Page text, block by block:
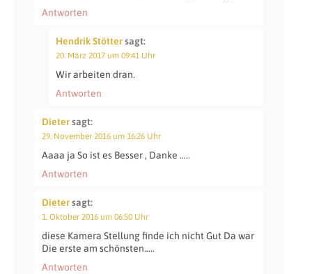
Antworten
Hendrik Stöttersagt:
20. März 2017 um 09:41 Uhr
Wir arbeiten dran.
Antworten
Dietersagt:
29. November 2016 um 16:26 Uhr
Aaaa ja So ist es Besser , Danke …..
Antworten
Dietersagt:
1. Oktober 2016 um 06:50 Uhr
diese Kamera Stellung finde ich nicht Gut Da war
Die erste am schönsten…..
Antworten